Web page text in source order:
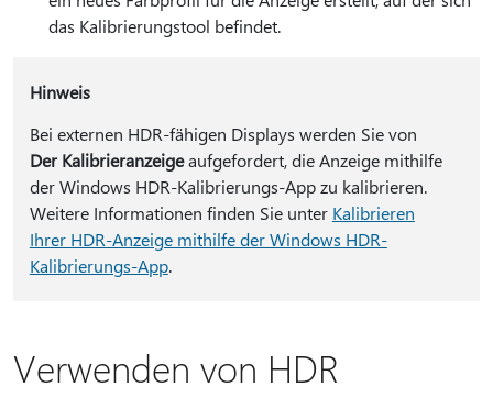
das Kalibrierungstool befindet.
Hinweis
Bei externen HDR-fähigen Displays werden Sie von
Der Kalibrieranzeigeaufgefordert, die Anzeige mithilfe
der Windows HDR-Kalibrierungs-App zu kalibrieren.
Weitere Informationen finden Sie unter Kalibrieren
Ihrer HDR-Anzeige mithilfe der Windows HDR-
Kalibrierungs-App.
Verwenden von HDR